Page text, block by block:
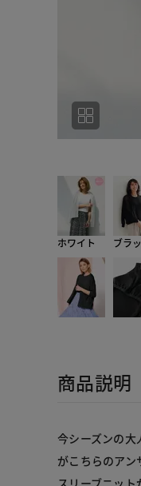
ホワイト ブラ
商品説明
今シーズンの
がこちらのア
スリーブニッ